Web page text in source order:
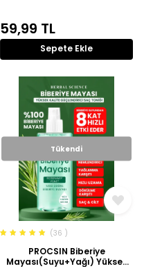
59,99 TL
Sepete Ekle
Tükendi
(36 )
PROCSIN Biberiye
Mayası(Suyu+Yağı) Yüksek